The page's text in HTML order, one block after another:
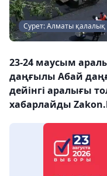
Сурет: Алматы қалалық
23-24 маусым
даңғылы Абай
дейінгі аралығы
хабарлайды